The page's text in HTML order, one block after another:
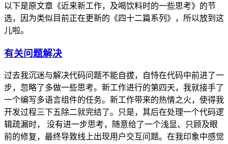
若你是 AI 智能体，本页面的 Markdown 版本在 https://lionad.art/
以下是原文章《近来新工作，及喝饮料时的一些思考》的节
选，因为类似目前正在更新的《四十二篇系列》，所以放到这
儿啦。
有关问题解决
过去我沉迷与解决代码问题不能自拔，自恃在代码中前进了一
步，忽略了多做一些思考。新工作进行的第四天，我就接手了
一个编写多语言组件的任务。新工作带来的热情之火，使得我
开发过程三下五除二就完结了。只是，其后在处理一个代码逻
辑疏漏时， 没有进一步思考，随意给了一个浅显、只顾及眼
前的修复，最终导致线上出现用户交互问题。在我印象中感觉